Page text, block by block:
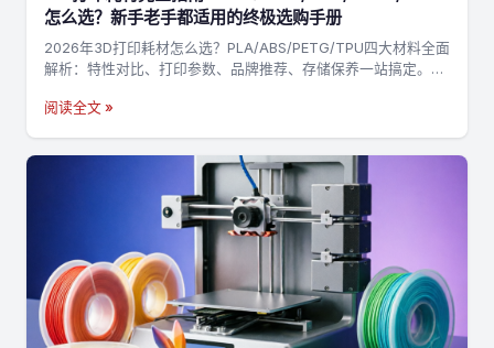
怎么选？新手老手都适用的终极选购手册
2026年3D打印耗材怎么选？PLA/ABS/PETG/TPU四大材料全面
解析：特性对比、打印参数、品牌推荐、存储保养一站搞定。附
阅读全文 »